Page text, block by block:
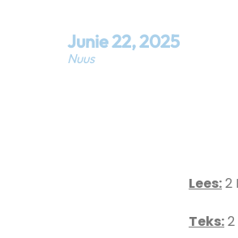
Junie22,2025
Nuus
Lees:2
Teks:2